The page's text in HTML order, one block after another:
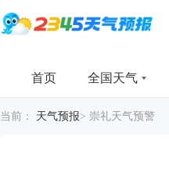
首页 全国天气
当前： 天气预报> 崇礼天气预警